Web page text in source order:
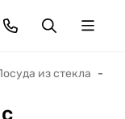
из стекла